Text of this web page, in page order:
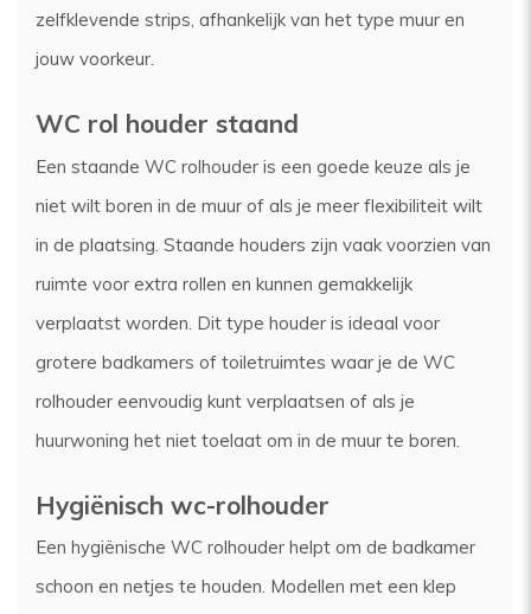
zelfklevende strips, afhankelijk van het type muur en
jouw voorkeur.
WC rol houder staand
Een staande WC rolhouder is een goede keuze als je
niet wilt boren in de muur of als je meer flexibiliteit wilt
in de plaatsing. Staande houders zijn vaak voorzien van
ruimte voor extra rollen en kunnen gemakkelijk
verplaatst worden. Dit type houder is ideaal voor
grotere badkamers of toiletruimtes waar je de WC
rolhouder eenvoudig kunt verplaatsen of als je
huurwoning het niet toelaat om in de muur te boren.
Hygiënisch wc-rolhouder
Een hygiënische WC rolhouder helpt om de badkamer
schoon en netjes te houden. Modellen met een klep